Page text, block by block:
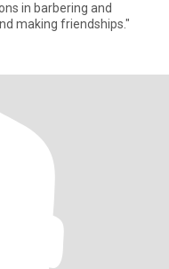
in barbering and
making friendships."